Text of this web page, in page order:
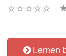
Lernen